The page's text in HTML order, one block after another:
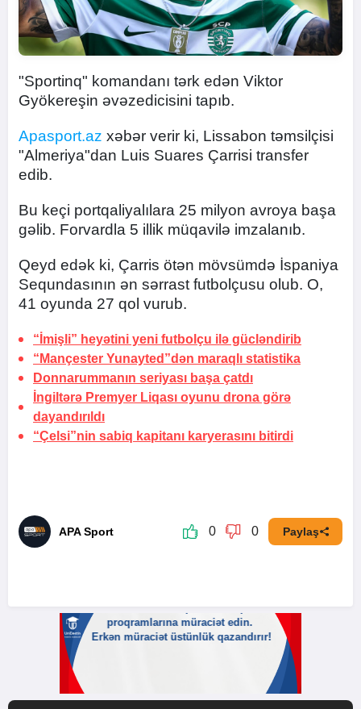
"Sportinq" komandanı tərk edən Viktor
Gyökereşin əvəzedicisini tapıb.
Apasport.az xəbər verir ki, Lissabon təmsilçisi
"Almeriya"dan Luis Suares Çarrisi transfer
edib.
Bu keçi portqaliyalılara 25 milyon avroya başa
gəlib. Forvardla 5 illik müqavilə imzalanıb.
Qeyd edək ki, Çarris ötən mövsümdə İspaniya
Sequndasının ən sərrast futbolçusu olub. O,
41 oyunda 27 qol vurub.
“İmişli” heyətini yeni futbolçu ilə gücləndirib
“Mançester Yunayted”dən maraqlı statistika
Donnarummanın seriyası başa çatdı
İngiltərə Premyer Liqası oyunu drona görə
dayandırıldı
“Çelsi”nin sabiq kapitanı karyerasını bitirdi
APA Sport 0 0 Paylaş